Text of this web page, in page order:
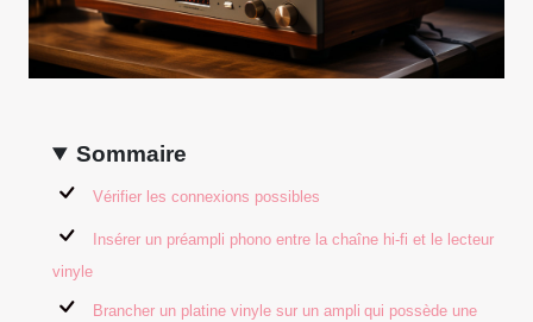
Sommaire
Vérifier les connexions possibles
Insérer un préampli phono entre la chaîne hi-fi et le lecteur
vinyle
Brancher un platine vinyle sur un ampli qui possède une